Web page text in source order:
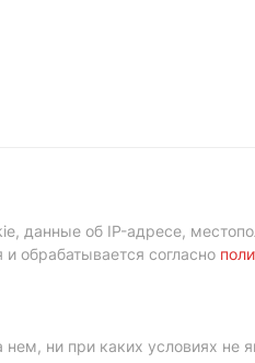
данные об IP-адресе,
обрабатывается согласно
ни при каких условиях не